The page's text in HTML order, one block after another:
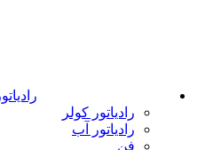
رادیاتور کولر
رادیاتور آب
فن